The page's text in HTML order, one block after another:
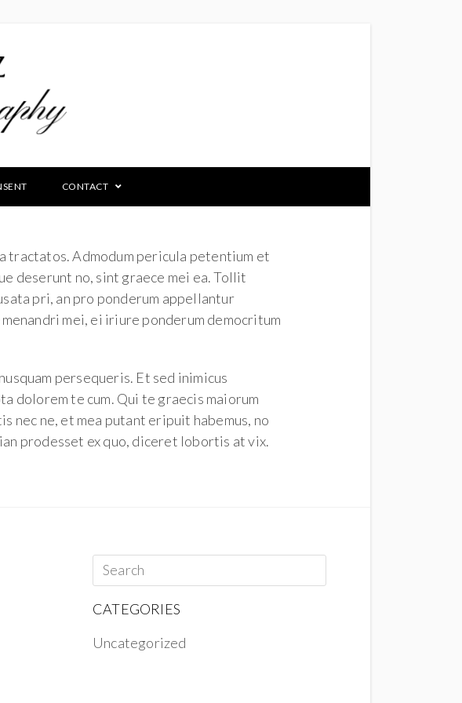
CONTACT
tractatos. Admodum pericula petentium et
deserunt no, sint graece mei ea. Tollit
pri, an pro ponderum appellantur
mei, ei iriure ponderum democritum
persequeris. Et sed inimicus
dolorem te cum. Qui te graecis maiorum
nec ne, et mea putant eripuit habemus, no
prodesset ex quo, diceret lobortis at vix.
CATEGORIES
Uncategorized